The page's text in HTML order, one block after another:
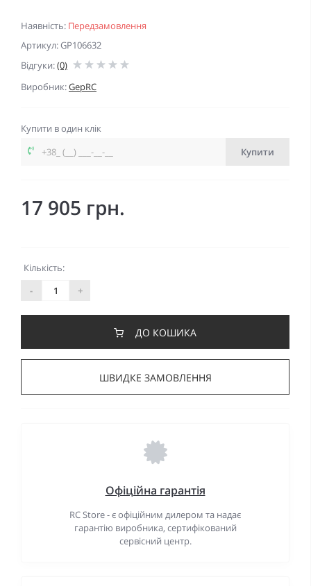
Наявність: Передзамовлення
Артикул: GP106632
Відгуки:(0)
Виробник:GepRC
Купити в один клік
Купити
17 905 грн.
Кількість:
-
+
ДО КОШИКА
ШВИДКЕ ЗАМОВЛЕННЯ
Офіційна гарантія
RC Store - є офіційним дилером та надає
гарантію виробника, сертифікований
сервісний центр.